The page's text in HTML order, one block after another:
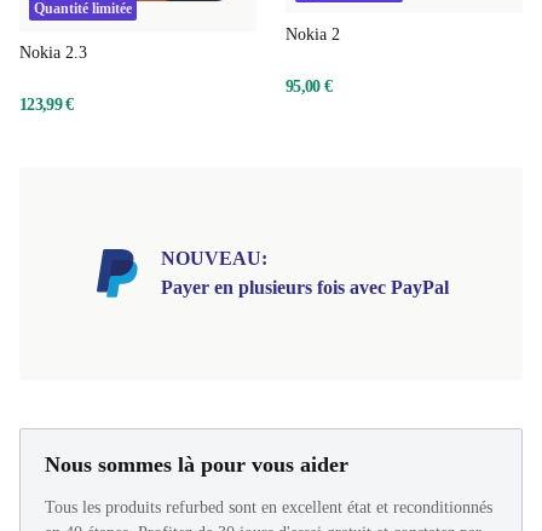
Quantité limitée
Quantité limitée
NOUVEAU:
Nous sommes là pour vous aider